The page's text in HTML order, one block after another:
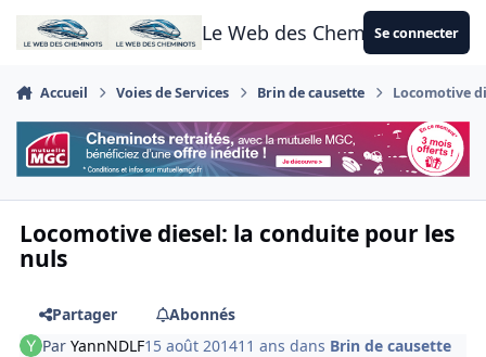
Aller au contenu
Le Web des CheminotsSe connecter
Accueil Voies de Services Brin de causette Locomotive
Locomotive diesel: la conduite pour les
nuls
Partager
Abonnés
ParYannNDLF15 août 201411 ans dans Brin de causette